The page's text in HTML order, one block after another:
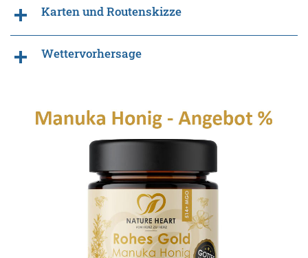
Karten und Routenskizze
Wettervorhersage